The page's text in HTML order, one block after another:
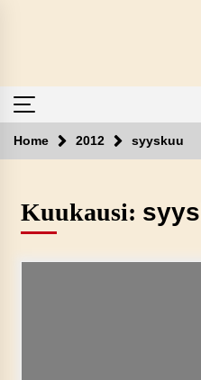
Home 2012 syyskuu
Kuukausi: